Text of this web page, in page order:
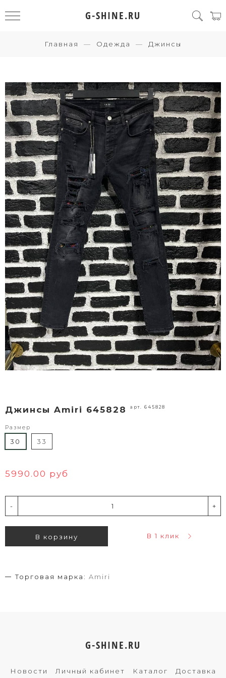
G-SHINE.RU
Главная Одежда Джинсы
Джинсы Amiri 645828 арт. 645828
Размер
30 33
5990.00 руб
- +
В корзину В 1 клик
Торговая марка: Amiri
G-SHINE.RU
Новости Личный кабинет Каталог Доставка